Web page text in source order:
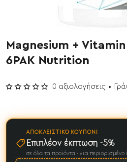
Magnesium +
6PAK Nutrition
0 αξιολογήσεις •
ΑΠΟΚΛΕΙΣΤΙΚΌ ΚΟΥΠΌΝΙ
Επιπλέον έκπτωση -5%
σε όλα τα προϊόντα · για περιορισμένο